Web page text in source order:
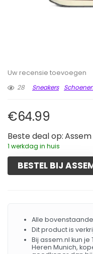
Uw recensie toevoegen
28
Sneakers
€64.99
Beste deal op: Assem
1 werkdag in huis
BESTEL BIJ
Alle bovenstaande
Dit product is
Bij assem.nl kun je
Heren Munich,